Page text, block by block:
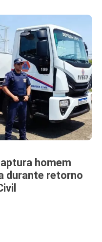
homem
durante retorno